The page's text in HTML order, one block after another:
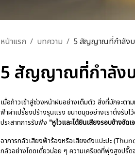
หน้าแรก / บทความ / 5 สัญญาณที่กำลังบอ
5 สัญญาณที่กำลังบ
เมื่อก้าวเข้าสู่ช่วงหน้าฝนอย่างเต็มตัว สิ่งที่มักจะต
ฟ้าผ่าเปรี้ยงปร้างรุนแรง ขนาดนุดอย่างเราตั้งรับไ
ประสาทการรับฟัง "หูไวและได้ยินเสียงรอบข้างชัด
อาการกลัวเสียงฟ้าร้องหรือเสียงดังแปะปะ
กลัวอย่างโดดเดี่ยวบ่อย ๆ ความเครียดที่พุ่งสูงปรี๊ด